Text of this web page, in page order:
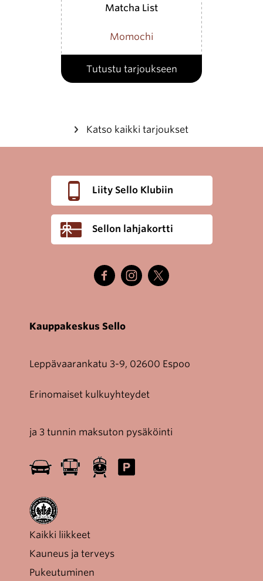
Matcha List
Momochi
Tutustu tarjoukseen
Katso kaikki tarjoukset
Liity Sello Klubiin
Sellon lahjakortti
Kauppakeskus Sello
Leppävaarankatu 3-9, 02600 Espoo
Erinomaiset kulkuyhteydet
ja 3 tunnin maksuton pysäköinti
Kaikki liikkeet
Kauneus ja terveys
Pukeutuminen